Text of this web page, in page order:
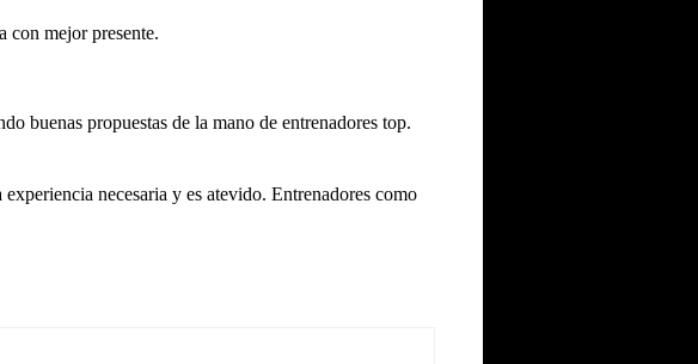
con mejor presente.
buenas propuestas de la mano de entrenadores top.
necesaria y es atevido. Entrenadores como